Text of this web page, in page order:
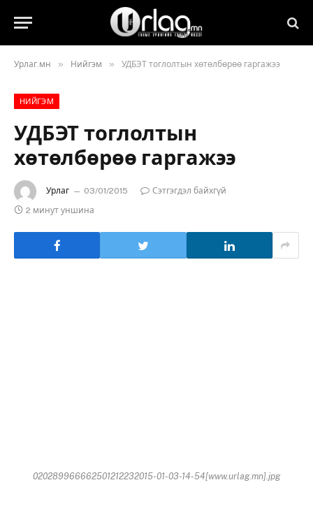
Урлаг.мн » Нийгэм » УДБЭТ тоглолтын хөтөлбөрөө гаргажээ
НИЙГЭМ
УДБЭТ тоглолтын
хөтөлбөрөө гаргажээ
Урлаг 03/01/2015
Сэтгэгдэл байхгүй
2 минут уншина
020289966662501212232015-01-03-14-54[www.urlag.mn].jpg